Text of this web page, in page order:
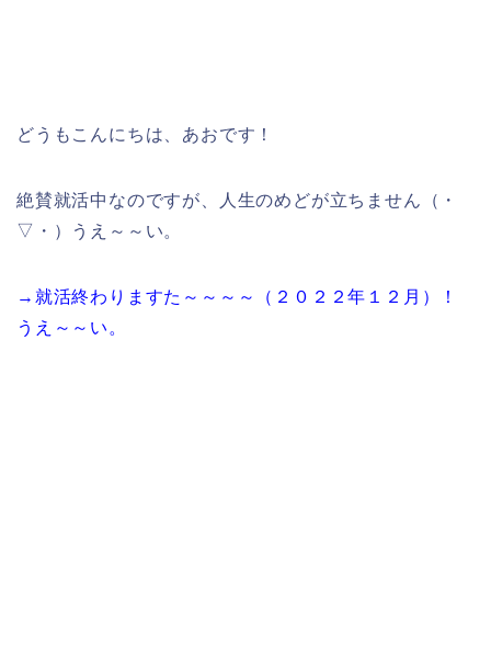
どうもこんにちは、あおです！
絶賛就活中なのですが、人生のめどが立ちません（・
▽・）うえ～～い。
→就活終わりますた～～～～（２０２２年１２月）！
うえ～～い。